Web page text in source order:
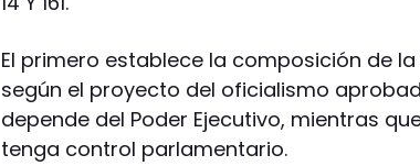
El primero establece la composición de
según el proyecto del oficialismo
depende del Poder Ejecutivo, mientras
tenga control parlamentario.